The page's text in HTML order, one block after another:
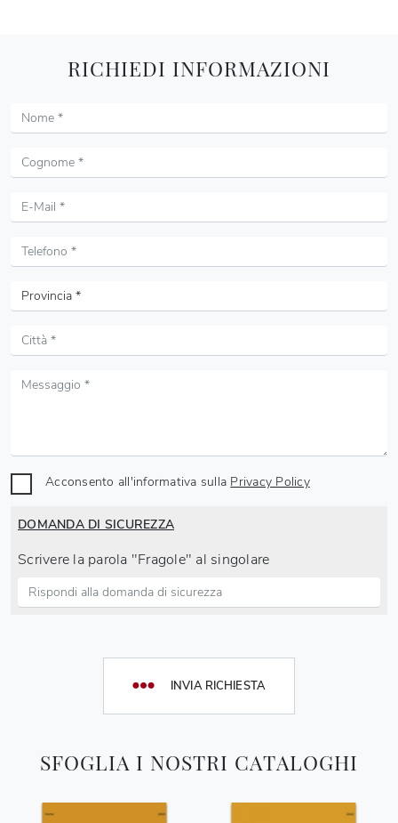
SFOGLIA I NOSTRI CATALOGHI
RICHIEDI INFORMAZIONI
Acconsento all'informativa sulla Privacy Policy
DOMANDA DI SICUREZZA
Scrivere la parola "Fragole" al singolare
INVIA RICHIESTA